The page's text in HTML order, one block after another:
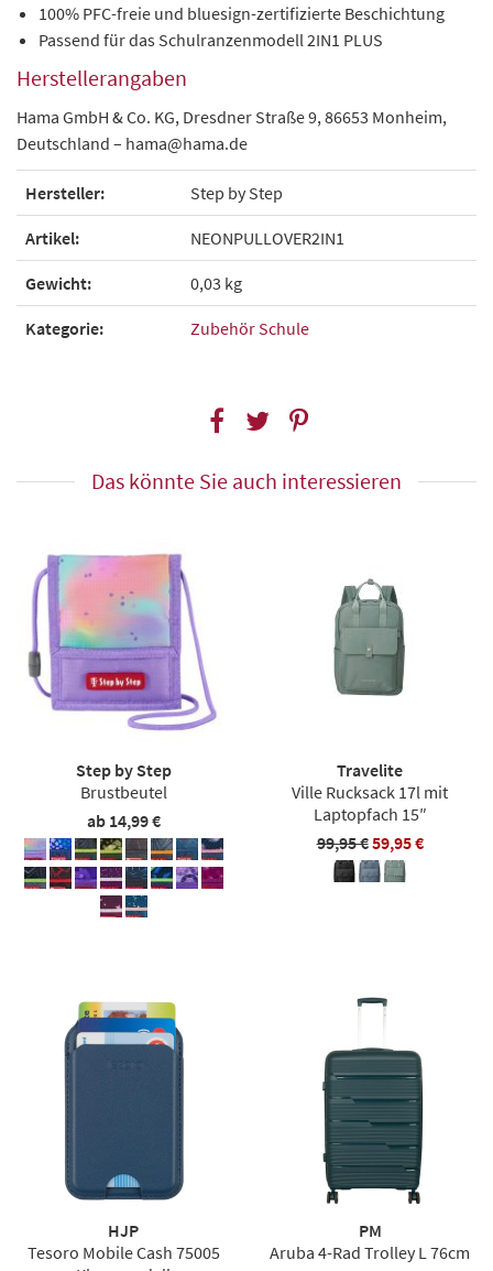
100% PFC-freie und bluesign-zertifizierte Beschichtung
Passend für das Schulranzenmodell 2IN1 PLUS
Herstellerangaben
Hama GmbH & Co. KG, Dresdner Straße 9, 86653 Monheim,
Deutschland – hama@hama.de
Hersteller: Step by Step
Artikel: NEONPULLOVER2IN1
Gewicht: 0,03 kg
Kategorie: Zubehör Schule
Das könnte Sie auch interessieren
Step by Step
Brustbeutel
ab 14,99 €
Travelite
Ville Rucksack 17l mit
Laptopfach 15″
99,95 €59,95 €
HJP
Tesoro Mobile Cash 75005
PM
Aruba 4-Rad Trolley L 76cm